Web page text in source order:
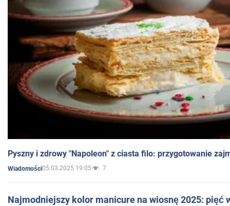
Pyszny i zdrowy "Napoleon" z ciasta filo: przygotowanie
Wiadomości05.03.2025 19:05 7
Najmodniejszy kolor manicure na wiosnę 2025: pięć